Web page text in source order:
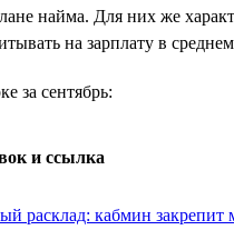
найма. Для них же
на зарплату в
за сентябрь:
и ссылка
расклад: кабмин закрепит